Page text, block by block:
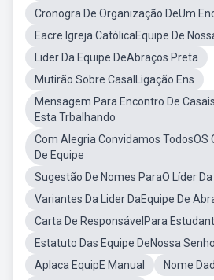
Cronogra De Organização DeUm
Eacre Igreja CatólicaEquipe De
Lider Da Equipe DeAbraços Preta
Mutirão Sobre CasalLigação Ens
Mensagem Para Encontro De
Esta Trbalhando
Com Alegria Convidamos TodosOS
De Equipe
Sugestão De Nomes ParaO Líder
Variantes Da Lider DaEquipe De
Carta De ResponsávelPara
Estatuto Das Equipe DeNossa
Aplaca EquipE Manual
Nome